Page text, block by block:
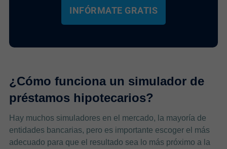
INFÓRMATE GRATIS
¿Cómo funciona un simulador de
préstamos hipotecarios?
Hay muchos simuladores en el mercado, la mayoría de
entidades bancarias, pero es importante escoger el más
adecuado para que el resultado sea lo más próximo a la